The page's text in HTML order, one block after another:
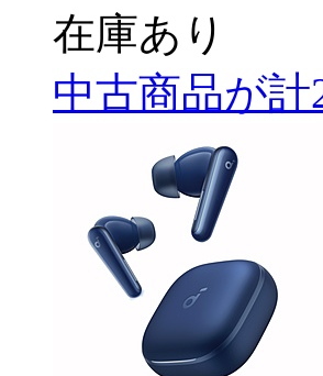
在庫あり
中古商品が